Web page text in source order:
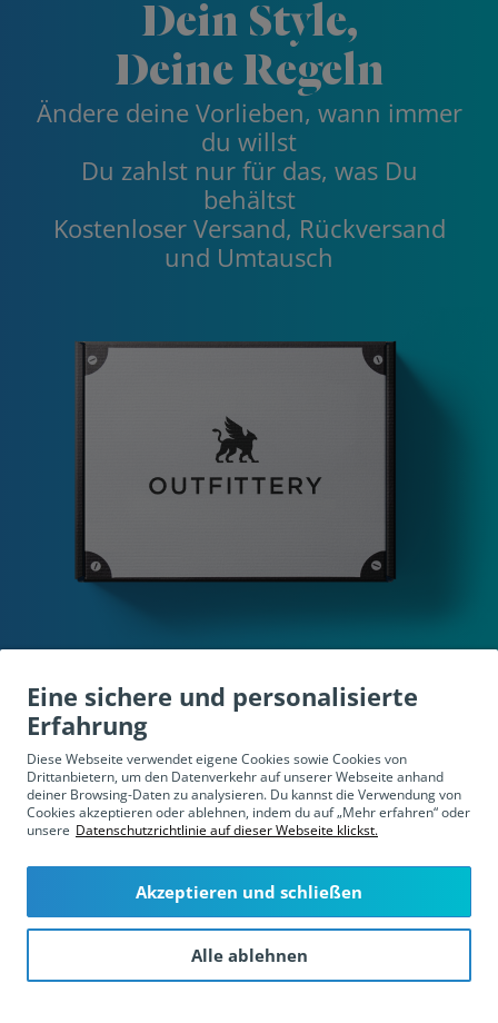
Dein Style,
Deine Regeln
Ändere deine Vorlieben, wann immer
du willst
Du zahlst nur für das, was Du
behältst
Kostenloser Versand, Rückversand
und Umtausch
Hilfe & Kontakt
AGB
Datenschutzhinweise
Geschenkkarte
Impressum
Hinweis melden
Eine sichere und personalisierte
Erfahrung
Diese Webseite verwendet eigene Cookies sowie Cookies von
Drittanbietern, um den Datenverkehr auf unserer Webseite anhand
deiner Browsing-Daten zu analysieren. Du kannst die Verwendung von
Cookies akzeptieren oder ablehnen, indem du auf „Mehr erfahren“ oder
unsere Datenschutzrichtlinie auf dieser Webseite klickst.
Akzeptieren und schließen
Alle ablehnen